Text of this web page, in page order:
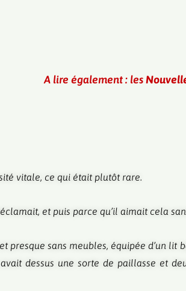
A lire également : les
vitale, ce qui était plutôt rare.
et puis parce qu’il aimait cela
presque sans meubles, équipée d’un lit
dessus une sorte de paillasse et